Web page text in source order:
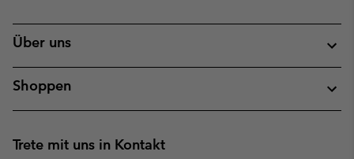
Über uns
Shoppen
Trete mit uns in Kontakt